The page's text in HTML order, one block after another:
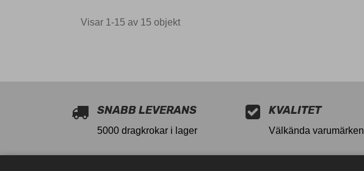
Visar 1-15 av 15 objekt
SNABB LEVERANS
5000 dragkrokar i lager
KVALITET
Välkända varumärken